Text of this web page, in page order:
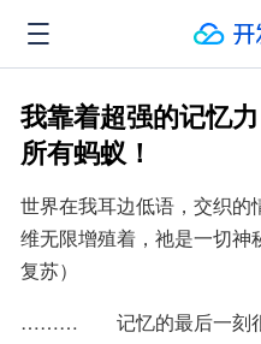
我靠着超强的记忆
所有蚂蚁！
世界在我耳边低语，交织
维无限增殖着，祂是一切神
复苏）
………　　记忆的最后一刻